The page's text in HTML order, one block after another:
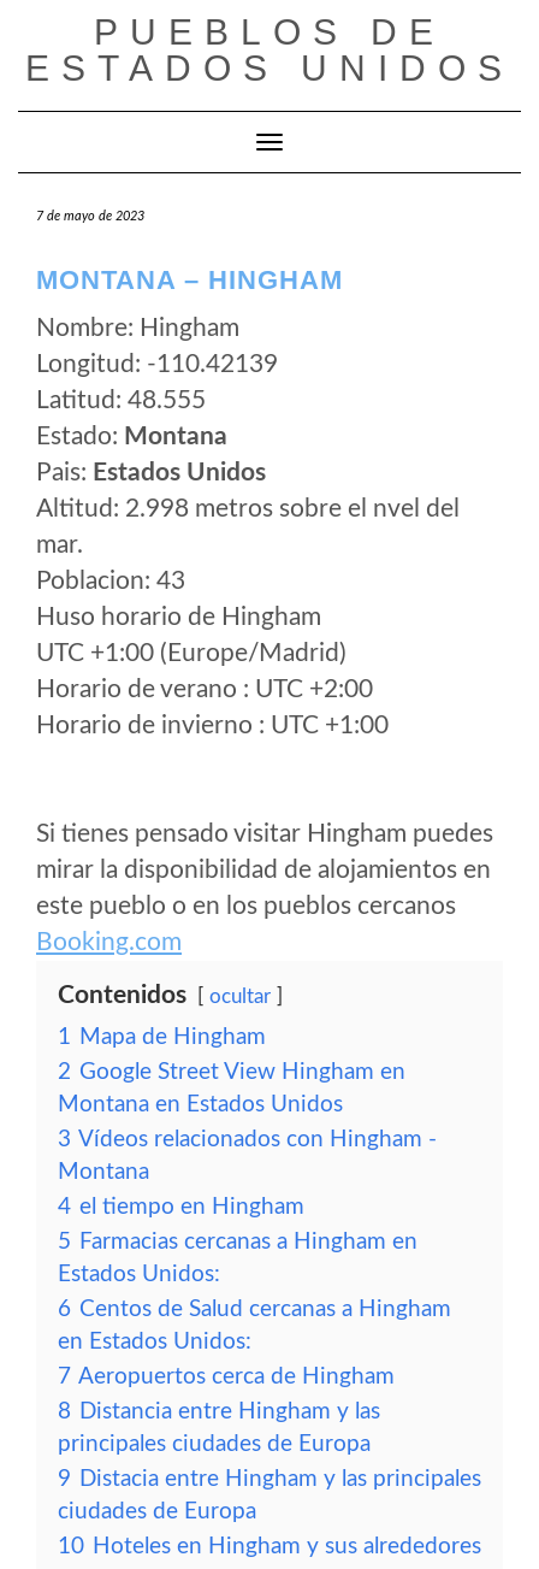
contenido
PUEBLOS DE
ESTADOS UNIDOS
Cambiar modo de navegación
7 de mayo de 2023
MONTANA – HINGHAM
Nombre: Hingham
Longitud: -110.42139
Latitud: 48.555
Estado: Montana
Pais: Estados Unidos
Altitud: 2.998 metros sobre el nvel del
mar.
Poblacion: 43
Huso horario de Hingham
UTC +1:00 (Europe/Madrid)
Horario de verano : UTC +2:00
Horario de invierno : UTC +1:00
Si tienes pensado visitar Hingham puedes
mirar la disponibilidad de alojamientos en
este pueblo o en los pueblos cercanos
Booking.com
Contenidos ocultar
1 Mapa de Hingham
2 Google Street View Hingham en
Montana en Estados Unidos
3 Vídeos relacionados con Hingham -
Montana
4 el tiempo en Hingham
5 Farmacias cercanas a Hingham en
Estados Unidos:
6 Centos de Salud cercanas a Hingham
en Estados Unidos:
7 Aeropuertos cerca de Hingham
8 Distancia entre Hingham y las
principales ciudades de Europa
9 Distacia entre Hingham y las principales
ciudades de Europa
10 Hoteles en Hingham y sus alrededores